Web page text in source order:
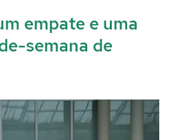
empate e uma
semana de